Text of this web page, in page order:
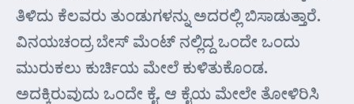
ತಿಳಿದು ಕೆಲವರು ತುಂಡುಗಳನ್ನು ಅದರಲ್ಲಿ ಬಿಸಾಡುತ್ತಾರೆ.
ವಿನಯಚಂದ್ರ ಬೇಸ್ ಮೆಂಟ್ ನಲ್ಲಿದ್ದ ಒಂದೇ ಒಂದು
ಮುರುಕಲು ಕುರ್ಚಿಯ ಮೇಲೆ ಕುಳಿತುಕೊಂಡ.
ಅದಕ್ಕಿರುವುದು ಒಂದೇ ಕೈ. ಆ ಕೈಯ ಮೇಲೇ ತೋಳಿರಿಸಿ